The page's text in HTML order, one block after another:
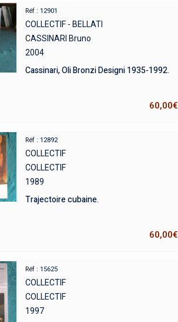
Réf : 12901
COLLECTIF - BELLATI
CASSINARI Bruno
2004
Cassinari, Oli Bronzi Designi 1935-1992.
60,00€
Réf : 12892
COLLECTIF
COLLECTIF
1989
Trajectoire cubaine.
60,00€
Réf : 15625
COLLECTIF
COLLECTIF
1997